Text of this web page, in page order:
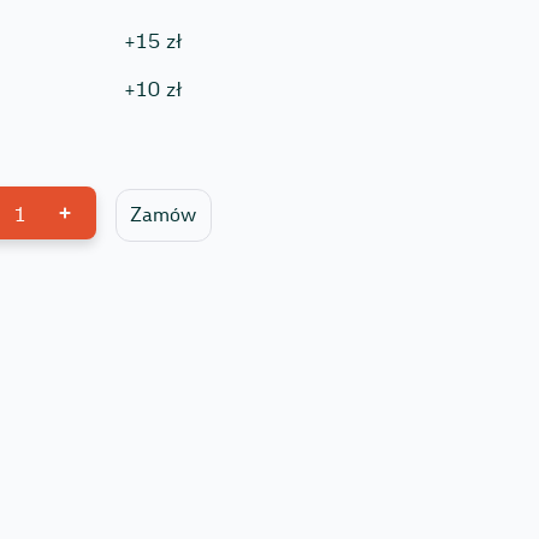
+15 zł
+10 zł
1 Zamów